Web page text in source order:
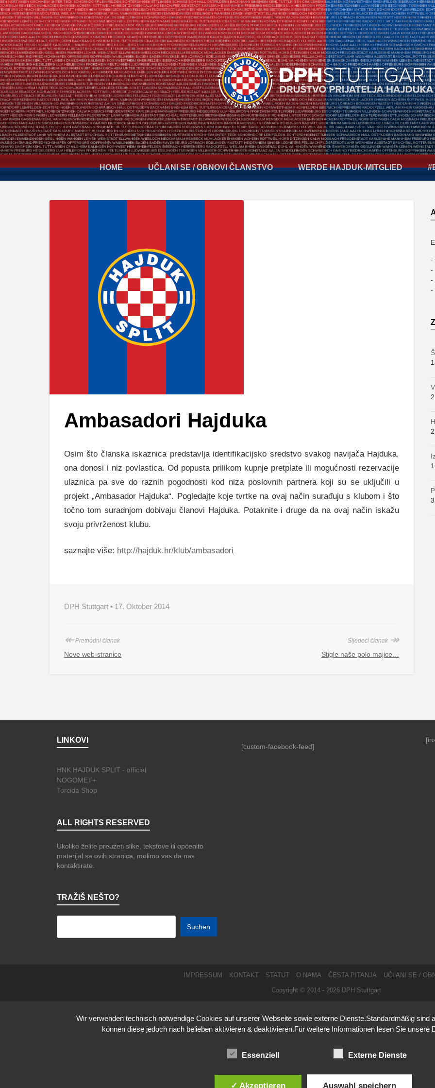
HOME UČLANI SE / OBNOVI ČLANSTVO WERDE HAJDUK-MITGLIED
Ambasadori Hajduka
Osim što članska iskaznica predstavlja identifikacijsko sredstvo svakog navijača Hajduka,
ona donosi i niz povlastica. Od popusta prilikom kupnje pretplate ili mogućnosti rezervacije
ulaznica pa sve do raznih pogodnosti kod niza poslovnih partnera koji su se uključili u
projekt „Ambasador Hajduka“. Pogledajte koje tvrtke na ovaj način surađuju s klubom i što
točno tom suradnjom dobivaju članovi Hajduka. Potaknite i druge da na ovaj način iskažu
svoju privrženost klubu.
saznajte više: http://hajduk.hr/klub/ambasadori
DPH Stuttgart • 17. Oktober 2014
↞Prethodni članak
Nove web-stranice
Sljedeći članak ↠
Stigle naše polo majice…
-
-
-
-
LINKOVI
HNK HAJDUK SPLIT - official
NOGOMET+
Torcida Shop
ALL RIGHTS RESERVED
Ukoliko želite preuzeti slike, tekstove ili općenito
materijal sa ovih stranica, molimo vas da nas
kontaktirate.
TRAŽIŠ NEŠTO?
[custom-facebook-feed]
IMPRESSUM KONTAKT STATUT O NAMA ČESTA PITANJA UČLANI SE /
Copyright © 2014 - 2026 DPH Stuttgart
Wir verwenden technisch notwendige Cookies auf unserer Webseite sowie externe Dienste.Standardmäßig sind
können diese jedoch nach belieben aktivieren & deaktivieren.Für weitere Informationen lesen Sie unsere
Essenziell Externe Dienste
✓ Akzeptieren Auswahl speichern